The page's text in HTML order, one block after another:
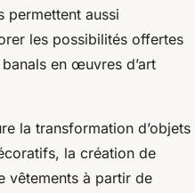
permettent aussi
les possibilités offertes
en œuvres d’art
la transformation d’objets
la création de
vêtements à partir de